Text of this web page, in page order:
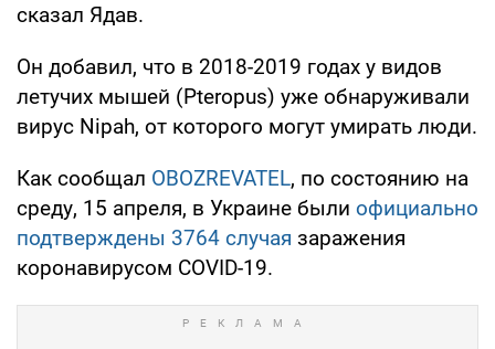
сказал Ядав.
Он добавил, что в 2018-2019 годах у видов
летучих мышей (Pteropus) уже обнаруживали
вирус Nipah, от которого могут умирать люди.
Как сообщал OBOZREVATEL, по состоянию на
среду, 15 апреля, в Украине были официально
подтверждены 3764 случая заражения
коронавирусом COVID-19.